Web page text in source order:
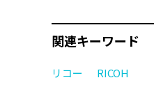
関連キーワード
リコー RICOH